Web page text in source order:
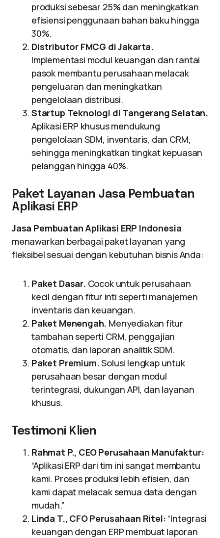
produksi sebesar 25% dan meningkatkan
efisiensi penggunaan bahan baku hingga
30%.
Distributor FMCG di Jakarta.
Implementasi modul keuangan dan rantai
pasok membantu perusahaan melacak
pengeluaran dan meningkatkan
pengelolaan distribusi.
Startup Teknologi di Tangerang Selatan.
Aplikasi ERP khusus mendukung
pengelolaan SDM, inventaris, dan CRM,
sehingga meningkatkan tingkat kepuasan
pelanggan hingga 40%.
Paket Layanan Jasa Pembuatan
Aplikasi ERP
Jasa Pembuatan Aplikasi ERP Indonesia
menawarkan berbagai paket layanan yang
fleksibel sesuai dengan kebutuhan bisnis Anda:
Paket Dasar. Cocok untuk perusahaan
kecil dengan fitur inti seperti manajemen
inventaris dan keuangan.
Paket Menengah. Menyediakan fitur
tambahan seperti CRM, penggajian
otomatis, dan laporan analitik SDM.
Paket Premium.Solusi lengkap untuk
perusahaan besar dengan modul
terintegrasi, dukungan API, dan layanan
khusus.
Testimoni Klien
Rahmat P., CEO Perusahaan Manufaktur:
“Aplikasi ERP dari tim ini sangat membantu
kami. Proses produksi lebih efisien, dan
kami dapat melacak semua data dengan
mudah.”
Linda T., CFO Perusahaan Ritel: “Integrasi
keuangan dengan ERP membuat laporan